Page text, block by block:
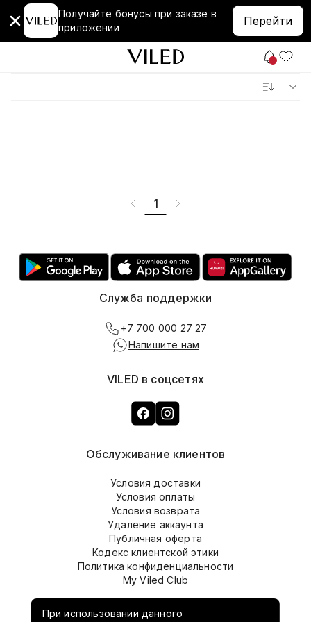
Получайте бонусы при заказе в
приложении
Перейти
1
При использовании данного
О компании
Обслуживание клиентов
Условия доставки
Условия оплаты
Условия возврата
Удаление аккаунта
Публичная оферта
Кодекс клиентской этики
Политика конфиденциальности
My Viled Club
VILED в соцсетях
Служба поддержки
+7 700 000 27 27
Напишите нам